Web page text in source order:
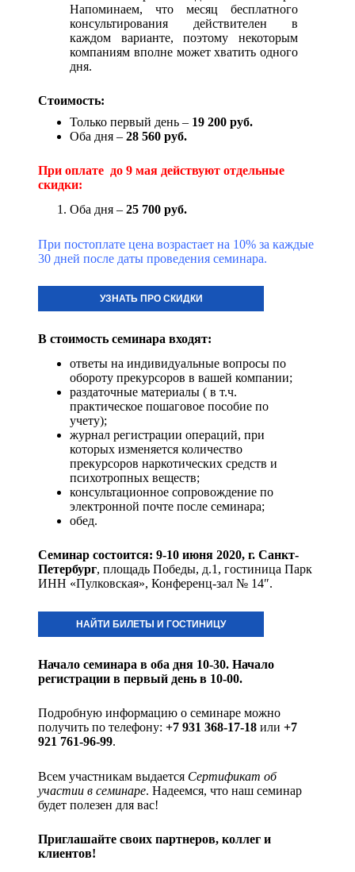
Напоминаем, что месяц бесплатного
консультирования действителен в
каждом варианте, поэтому некоторым
компаниям вполне может хватить одного
дня.
Стоимость:
Только первый день – 19 200 руб.
Оба дня – 28 560 руб.
При оплате до 9 мая действуют отдельные
скидки:
Оба дня – 25 700 руб.
При постоплате цена возрастает на 10% за каждые
30 дней после даты проведения семинара.
УЗНАТЬ ПРО СКИДКИ
В стоимость семинара входят:
ответы на индивидуальные вопросы по
обороту прекурсоров в вашей компании;
раздаточные материалы ( в т.ч.
практическое пошаговое пособие по
учету);
журнал регистрации операций, при
которых изменяется количество
прекурсоров наркотических средств и
психотропных веществ;
консультационное сопровождение по
электронной почте после семинара;
обед.
Семинар состоится: 9-10 июня 2020, г. Санкт-
Петербург, площадь Победы, д.1, гостиница Парк
ИНН «Пулковская», Конференц-зал № 14″.
НАЙТИ БИЛЕТЫ И ГОСТИНИЦУ
Начало семинара в оба дня 10-30. Начало
регистрации в первый день в 10-00.
Подробную информацию о семинаре можно
получить по телефону: +7 931 368-17-18 или +7
921 761-96-99.
Всем участникам выдается Сертификат об
участии в семинаре. Надеемся, что наш семинар
будет полезен для вас!
Приглашайте своих партнеров, коллег и
клиентов!